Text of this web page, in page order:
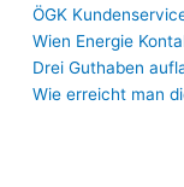
ÖGK
Wien Energie
Drei Guthaben
Wie erreicht man